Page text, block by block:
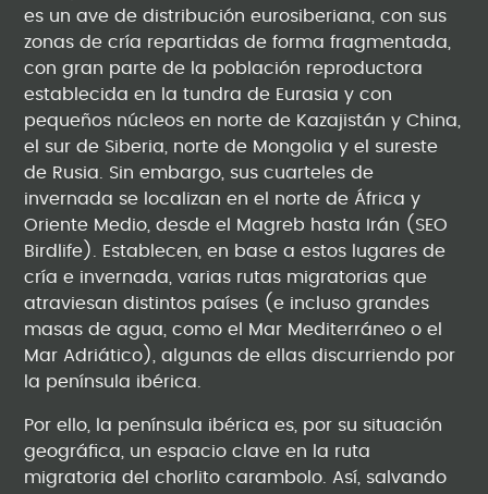
es un ave de distribución eurosiberiana, con sus
zonas de cría repartidas de forma fragmentada,
con gran parte de la población reproductora
establecida en la tundra de Eurasia y con
pequeños núcleos en norte de Kazajistán y China,
el sur de Siberia, norte de Mongolia y el sureste
de Rusia. Sin embargo, sus cuarteles de
invernada se localizan en el norte de África y
Oriente Medio, desde el Magreb hasta Irán (SEO
Birdlife). Establecen, en base a estos lugares de
cría e invernada, varias rutas migratorias que
atraviesan distintos países (e incluso grandes
masas de agua, como el Mar Mediterráneo o el
Mar Adriático), algunas de ellas discurriendo por
la península ibérica.
Por ello, la península ibérica es, por su situación
geográfica, un espacio clave en la ruta
migratoria del chorlito carambolo. Así, salvando